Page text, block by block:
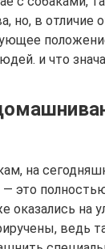
но, в отличие
и что
на
— это
оказались на
ведь